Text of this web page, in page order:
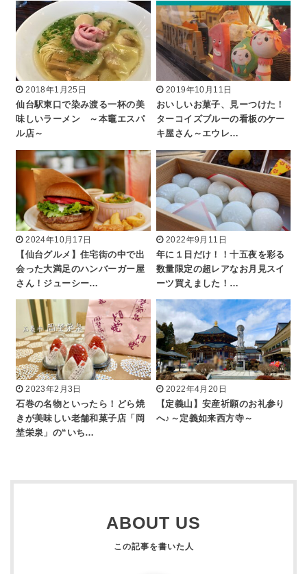
2018年1月25日
仙台駅東口で染み渡る一杯の美
味しいラーメン ～本竈エスパ
ル店～
2019年10月11日
おいしいお菓子、見ーつけた！
ターコイズブルーの看板のケー
キ屋さん～エウレ…
2024年10月17日
【仙台グルメ】住宅街の中で出
会った大満足のハンバーガー屋
さん！ジューシー…
2022年9月11日
年に１日だけ！！十五夜を彩る
数量限定の超レアなお月見スイ
ーツ買えました！…
2023年2月3日
石巻の名物といったら！どら焼
きが美味しい老舗和菓子店「岡
埜栄泉」の“いち…
2022年4月20日
【定義山】安産祈願のお礼参り
へ♪～定義如来西方寺～
ABOUT US